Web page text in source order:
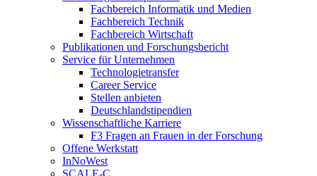
Fachbereich Informatik und Medien
Fachbereich Technik
Fachbereich Wirtschaft
Publikationen und Forschungsbericht
Service für Unternehmen
Technologietransfer
Career Service
Stellen anbieten
Deutschlandstipendien
Wissenschaftliche Karriere
F3 Fragen an Frauen in der Forschung
Offene Werkstatt
InNoWest
SCALE-C